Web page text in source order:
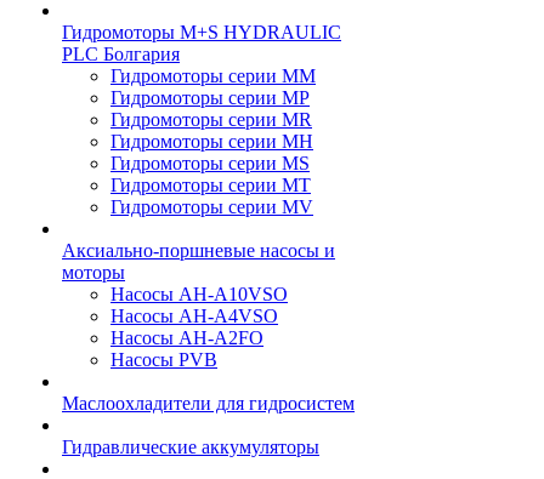
Гидромоторы M+S HYDRAULIC
PLC Болгария
Гидромоторы серии ММ
Гидромоторы серии МP
Гидромоторы серии МR
Гидромоторы серии МH
Гидромоторы серии МS
Гидромоторы серии МT
Гидромоторы серии МV
Аксиально-поршневые насосы и
моторы
Насосы AH-A10VSO
Насосы AH-A4VSO
Насосы AH-A2FO
Насосы PVB
Маслоохладители для гидросистем
Гидравлические аккумуляторы